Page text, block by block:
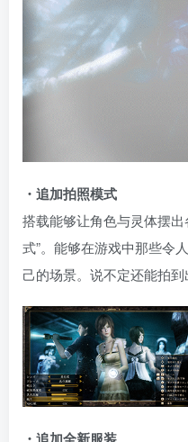
・追加拍照模式
搭载能够让角色与灵体摆
式”。能够在游戏中那些令
己的场景。说不定还能拍到